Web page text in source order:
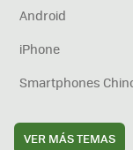
Android
iPhone
Smartphones
VER MÁS TEMAS